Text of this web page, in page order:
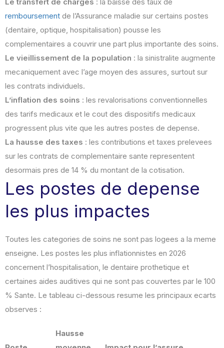
remboursement de l’Assurance maladie sur certains postes
(dentaire, optique, hospitalisation) pousse les
complementaires a couvrir une part plus importante des soins.
Le vieillissement de la population : la sinistralite augmente
mecaniquement avec l’age moyen des assures, surtout sur
les contrats individuels.
L’inflation des soins : les revalorisations conventionnelles
des tarifs medicaux et le cout des dispositifs medicaux
progressent plus vite que les autres postes de depense.
La hausse des taxes : les contributions et taxes prelevees
sur les contrats de complementaire sante representent
desormais pres de 14 % du montant de la cotisation.
Les postes de depense
les plus impactes
Toutes les categories de soins ne sont pas logees a la meme
enseigne. Les postes les plus inflationnistes en 2026
concernent l’hospitalisation, le dentaire prothetique et
certaines aides auditives qui ne sont pas couvertes par le 100
% Sante. Le tableau ci-dessous resume les principaux ecarts
observes :
Hausse